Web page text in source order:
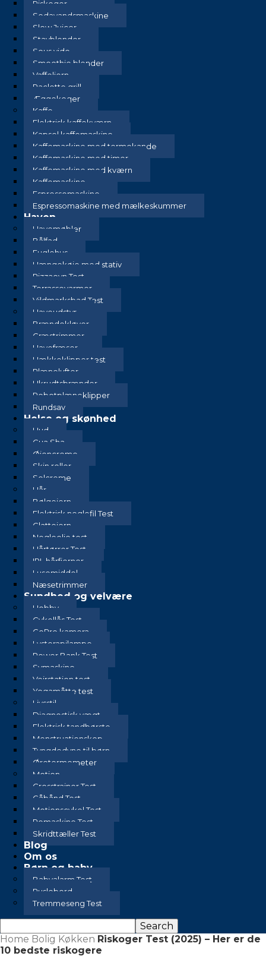
Riskoger
Sodavandsmaskine
Slow Juicer
Stavblender
Sous vide
Smoothie blender
Vaffeljern
Raclette grill
Æggekoger
Kaffe
Elektrisk kaffekværn
Kapsel kaffemaskine
Kaffemaskine med termokande
Kaffemaskine med timer
Kaffemaskine med kværn
Kaffemaskine
Espressomaskine
Espressomaskine med mælkeskummer
Haven
Havemøbler
Bålfad
Fuglehus
Hængekøje med stativ
Pizzaovn Test
Terrassevarmer
Vildmarksbad Test
Haveudstyr
Brændekløver
Græstrimmer
Havefræser
Hækkeklipper test
Plænelufter
Ukrudtsbrænder
Robotplæneklipper
Rundsav
Helse og skønhed
Hud
Gua Sha
Øjencreme
Skin roller
Solcreme
Hår
Bølgejern
Elektrisk neglefil Test
Glattejern
Negleolie test
Hårtørrer Test
IPL hårfjerner
Lusemiddel
Næsetrimmer
Sundhed og velvære
Hobby
Cykellås Test
GoPro kamera
Lysterapilampe
Power Bank Test
Symaskine
Vejrstation test
Yogamåtte test
Livsstil
Diagnostisk vægt
Elektrisk tandbørste
Menstruationskop
Tyngdedyne til børn
Øretermometer
Motion
Crosstrainer Test
Gåbånd Test
Motionscykel Test
Romaskine Test
Skridttæller Test
Blog
Om os
Børn og baby
Babyalarm Test
Puslebord
Tremmeseng Test
Home Bolig Køkken Riskoger Test (2025) – Her er de
10 bedste riskogere